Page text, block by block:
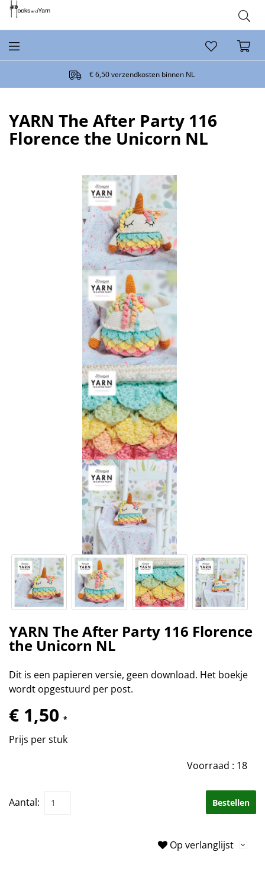
€ 6,50 verzendkosten binnen NL
YARN The After Party 116
Florence the Unicorn NL
YARN The After Party 116 Florence
the Unicorn NL
Dit is een papieren versie, geen download. Het boekje
wordt opgestuurd per post.
€ 1,50 *
Prijs per stuk
Voorraad : 18
Aantal: Bestellen
Op verlanglijst